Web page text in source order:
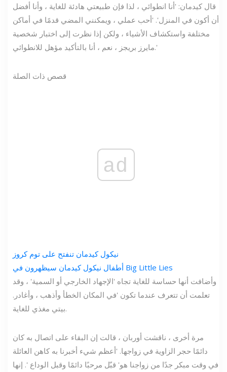
قال كيدمان: 'أنا انطوائي ، لذا فإن طبيعتي هادئة للغاية ، وأنا أفضل
أن أكون في المنزل'. 'أحب عملي ، ويمكنني المضي قدمًا في أماكن
مختلفة واستكشاف الأشياء ، ولكن إذا نظرت إلى اختبار شخصية
مايرز بريجز ، نعم ، أنا بالتأكيد مؤهل للانطوائي.'
قصص ذات الصلة
ad
نيكول كيدمان تنفتح على توم كروز
أطفال نيكول كيدمان سيظهرون في Big Little Lies
وأضافت أنها حساسة للغاية تجاه 'الإجهاد الخارجي أو السمية' ، وقد
تعلمت أن تتعرف عندما تكون 'في المكان الخطأ وأذهب ، وأغادر.
بيتي مغذي للغاية.
مرة أخرى ، ناقشت أوربان ، قالت إن البقاء على اتصال به كان
دائمًا حجر الزاوية في زواجها. 'أعظم شيء أخبرنا به كاهن العائلة
في وقت مبكر جدًا من زواجنا هو' قبّل مرحبًا دائمًا وقبل الوداع '. إنها